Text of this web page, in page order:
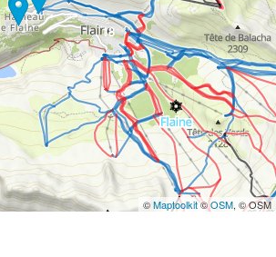
18
©Maptoolkit©OSM, © OSM